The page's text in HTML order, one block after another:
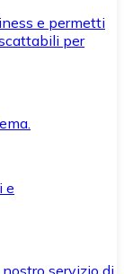
e permetti
per
e
servizio di